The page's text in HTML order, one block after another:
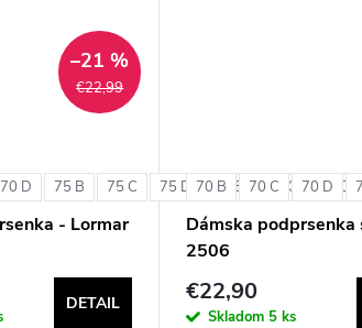
€22,99
–21 %
70 D 75 B 75 C 75 D 80 B 80 C 80 D
- Lormar
DETAIL
70 B 70 C 70 D
Dámska podprsenka
2506
€22,90
Skladom 5 ks